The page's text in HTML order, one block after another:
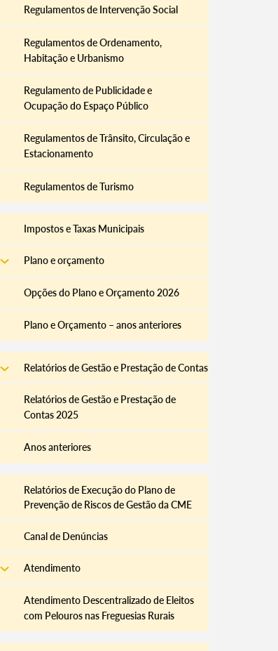
Filtros
Regulamentos de Intervenção Social
Regulamentos de Ordenamento,
Habitação e Urbanismo
Regulamento de Publicidade e
Ocupação do Espaço Público
Regulamentos de Trânsito, Circulação e
Estacionamento
Regulamentos de Turismo
Impostos e Taxas Municipais
Plano e orçamento
Opções do Plano e Orçamento 2026
Plano e Orçamento – anos anteriores
Relatórios de Gestão e Prestação de Contas
Relatórios de Gestão e Prestação de
Contas 2025
Anos anteriores
​Relatórios de Execução do Plano de
Prevenção de Riscos de Gestão da CME
Canal de Denúncias
Atendimento
Atendimento Descentralizado de Eleitos
com Pelouros nas Freguesias Rurais